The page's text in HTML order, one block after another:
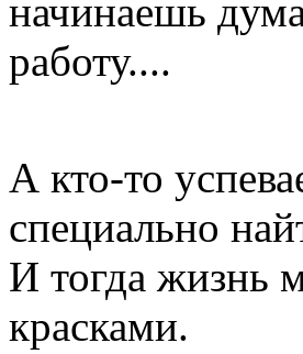
начинаешь
работу....
А кто-то
специально
И тогда жизнь
красками.